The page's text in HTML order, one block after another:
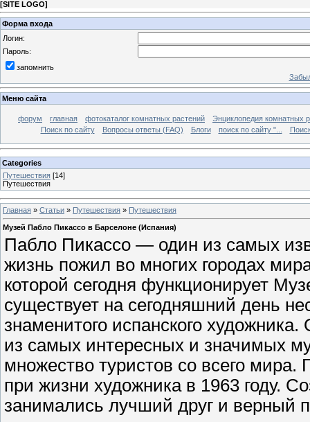
[SITE LOGO]
Форма входа
Логин:
Пароль:
запомнить
Меню сайта
форум главная фотокаталог комнатных растений
Энциклопедия комнатных
Поиск по сайту
Вопросы ответы (FAQ) Блоги поиск по сайту "...
Categories
Путешествия [14]
Путешествия
Главная » Статьи » Путешествия » Путешествия
Музей Пабло Пикассо в Барселоне (Испания)
Пабло Пикассо — один из самых
жизнь пожил во многих городах
которой сегодня функционирует
существует на сегодняшний день
знаменитого испанского
из самых интересных и значимых
множество туристов со всего
при жизни художника в 1963 году.
занимались лучший друг и верный